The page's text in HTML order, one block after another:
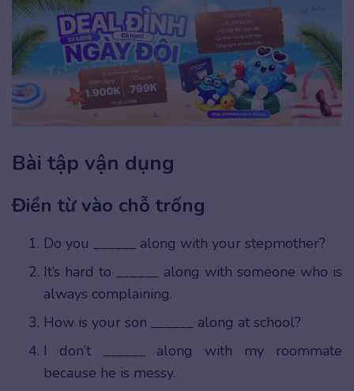
Bài tập vận dụng
Điền từ vào chỗ trống
Do you ______ along with your stepmother?
It’s hard to ______ along with someone who is
always complaining.
How is your son ______ along at school?
I don’t ______ along with my roommate
because he is messy.